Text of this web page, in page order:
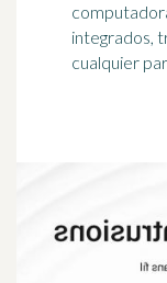
integrados,